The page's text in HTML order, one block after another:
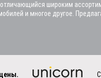
широким
и многое другое.